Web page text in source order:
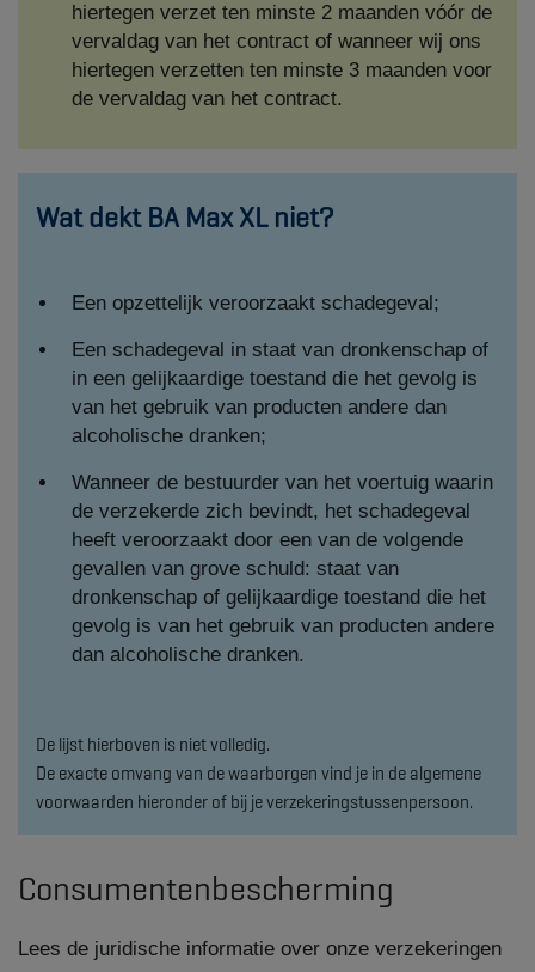
hiertegen verzet ten minste 2 maanden vóór de
vervaldag van het contract of wanneer wij ons
hiertegen verzetten ten minste 3 maanden voor
de vervaldag van het contract.
Wat dekt BA Max XL niet?
Een opzettelijk veroorzaakt schadegeval;
Een schadegeval in staat van dronkenschap of
in een gelijkaardige toestand die het gevolg is
van het gebruik van producten andere dan
alcoholische dranken;
Wanneer de bestuurder van het voertuig waarin
de verzekerde zich bevindt, het schadegeval
heeft veroorzaakt door een van de volgende
gevallen van grove schuld: staat van
dronkenschap of gelijkaardige toestand die het
gevolg is van het gebruik van producten andere
dan alcoholische dranken.
De lijst hierboven is niet volledig.
De exacte omvang van de waarborgen vind je in de algemene
voorwaarden hieronder of bij je verzekeringstussenpersoon.
Consumentenbescherming
Lees de juridische informatie over onze verzekeringen